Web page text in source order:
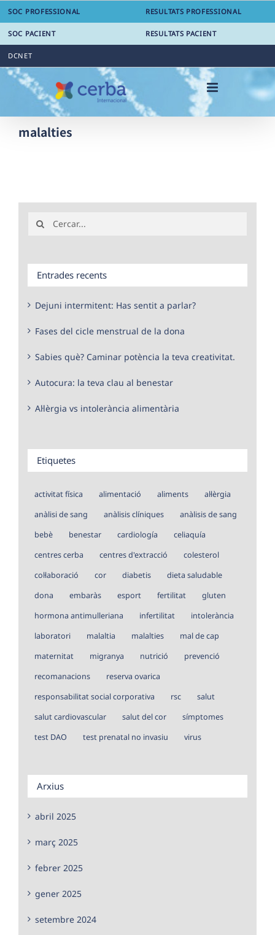
Skip
content
SOC PROFESSIONAL RESULTATS PROFESSIONAL
SOC PACIENT RESULTATS PACIENT
DCNET
malalties
for:
Entrades recents
Dejuni intermitent: Has sentit a parlar?
Fases del cicle menstrual de la dona
Sabies què? Caminar potència la teva creativitat.
Autocura: la teva clau al benestar
Al·lèrgia vs intolerància alimentària
Etiquetes
activitat física alimentació aliments
al·lèrgia
anàlisi de sang
anàlisis clíniques
anàlisis de sang
bebè
benestar cardiología
celiaquía
centres cerba
centres d'extracció
colesterol
col·laboració
cor diabetis
dieta saludable
dona
embaràs esport fertilitat
gluten
hormona antimulleriana
infertilitat
intolerància
laboratori
malaltia malalties
mal de cap
maternitat
migranya nutrició
prevenció
recomanacions
reserva ovarica
responsabilitat social corporativa
rsc
salut
salut cardiovascular
salut del cor
símptomes
test DAO
test prenatal no invasiu virus
Arxius
abril 2025
març 2025
febrer 2025
gener 2025
setembre 2024